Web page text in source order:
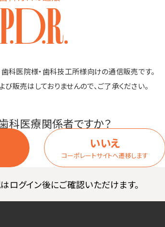
歯科医院様・歯科技工所様向けの通信販売です。
販売はしておりませんので、ご了承ください。
科医療関係者ですか？
いいえ
コーポレートサイトへ遷移します
はログイン後にご確認いただけます。
造メ
程の
ま
歯ブラシができるまでの工程を見
学に行ってきました。